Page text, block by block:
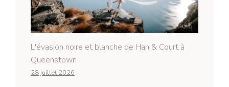
L'évasion noire et blanche de Han & Court à
Queenstown
28 juillet 2026